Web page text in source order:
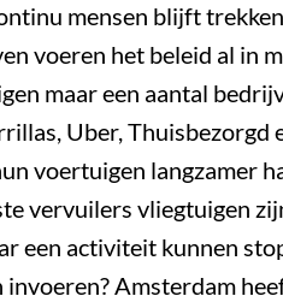
mensen blijft
voeren het beleid al in
maar een aantal
Uber,
voertuigen langzamer
vervuilers vliegtuigen
een activiteit kunnen
invoeren? Amsterdam